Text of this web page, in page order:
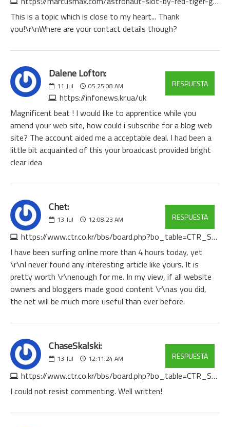
This is a topic which is close to my heart... Thank
you!\r\nWhere are your contact details though?
Dalene Lofton:
11 Jul 05:25:08 AM
https://infonews.kr.ua/uk
RESPUESTA
Magnificent beat ! I would like to apprentice while you
amend your web site, how could i subscribe for a blog web
site? The account aided me a acceptable deal. I had been a
little bit acquainted of this your broadcast provided bright
clear idea
Chet:
13 Jul 12:08:23 AM
https://www.ctr.co.kr/bbs/board.php?bo_table=CTR_STORY2&wr_id=116
RESPUESTA
I have been surfing online more than 4 hours today, yet
\r\nI never found any interesting article like yours. It is
pretty worth \r\nenough for me. In my view, if all website
owners and bloggers made good content \r\nas you did,
the net will be much more useful than ever before.
ChaseSkalski:
13 Jul 12:11:24 AM
https://www.ctr.co.kr/bbs/board.php?bo_table=CTR_STORY2&wr_id=119
RESPUESTA
I could not resist commenting. Well written!